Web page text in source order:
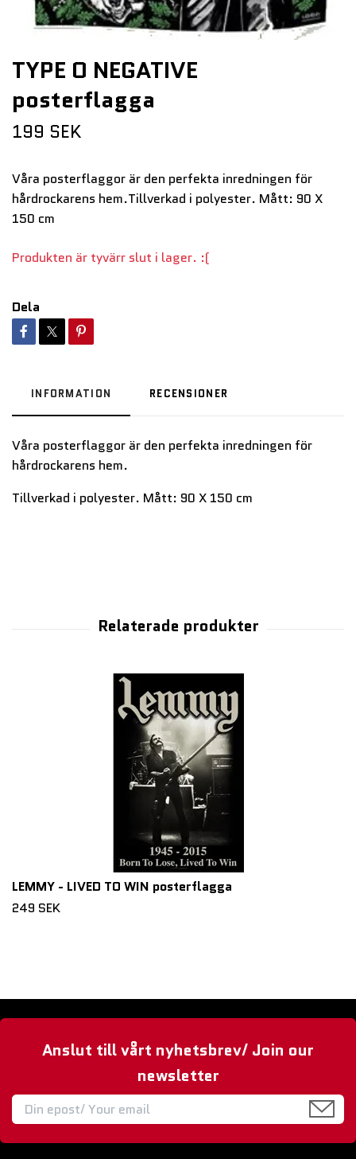
TYPE O NEGATIVE
posterflagga
199 SEK
Våra posterflaggor är den perfekta inredningen för
hårdrockarens hem.Tillverkad i polyester. Mått: 90 X
150 cm
Produkten är tyvärr slut i lager. :(
Dela
INFORMATION RECENSIONER
Våra posterflaggor är den perfekta inredningen för
hårdrockarens hem.
Tillverkad i polyester. Mått: 90 X 150 cm
LEMMY - LIVED TO WIN posterflagga
249 SEK
Anslut till vårt nyhetsbrev/ Join our
newsletter